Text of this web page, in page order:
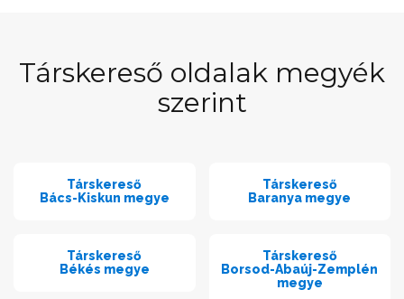
Társkereső oldalak megyék
szerint
Társkereső
Bács-Kiskun megye
Társkereső
Baranya megye
Társkereső
Békés megye
Társkereső
Borsod-Abaúj-Zemplén
megye